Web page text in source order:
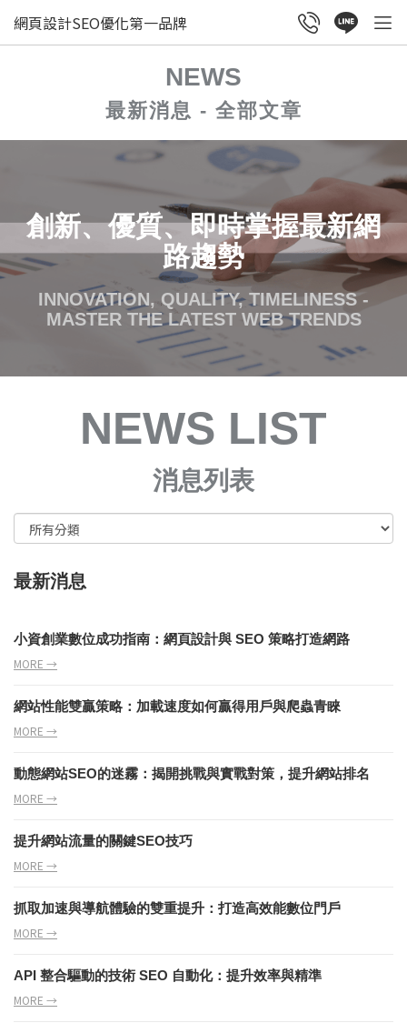
網頁設計SEO優化第一品牌
NEWS
最新消息 - 全部文章
創新、優質、即時掌握最新網
路趨勢
INNOVATION, QUALITY, TIMELINESS -
MASTER THE LATEST WEB TRENDS
NEWS LIST
消息列表
最新消息
小資創業數位成功指南：網頁設計與 SEO 策略打造網路
MORE →
網站性能雙贏策略：加載速度如何贏得用戶與爬蟲青睞
MORE →
動態網站SEO的迷霧：揭開挑戰與實戰對策，提升網站排名
MORE →
提升網站流量的關鍵SEO技巧
MORE →
抓取加速與導航體驗的雙重提升：打造高效能數位門戶
MORE →
API 整合驅動的技術 SEO 自動化：提升效率與精準
MORE →